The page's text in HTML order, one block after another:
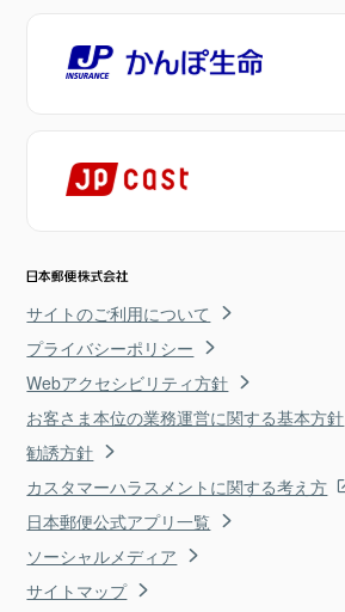
サイトのご利用について
プライバシーポリシー
Webアクセシビリティ方針
お客さま本位の業務運営に関する基本方針
勧誘方針
カスタマーハラスメントに関する考え方
日本郵便公式アプリ一覧
ソーシャルメディア
サイトマップ